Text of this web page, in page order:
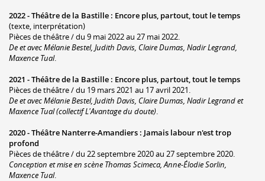
2022 -Théâtre de la Bastille : Encore plus, partout, tout le temps
(texte, interprétation)
Pièces de théâtre / du 9 mai 2022 au 27 mai 2022.
De et avec Mélanie Bestel, Judith Davis, Claire Dumas, Nadir Legrand,
Maxence Tual.
2021 -Théâtre de la Bastille : Encore plus, partout, tout le temps
Pièces de théâtre / du 19 mars 2021 au 17 avril 2021.
De et avec Mélanie Bestel, Judith Davis, Claire Dumas, Nadir Legrand et
Maxence Tual (collectif L'Avantage du doute).
2020 -Théâtre Nanterre-Amandiers : Jamais labour n'est trop
profond
Pièces de théâtre / du 22 septembre 2020 au 27 septembre 2020.
Conception et mise en scène Thomas Scimeca, Anne-Élodie Sorlin,
Maxence Tual.